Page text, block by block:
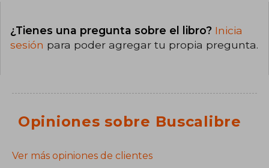
¿Tienes una pregunta sobre el libro? Inicia
sesión para poder agregar tu propia pregunta.
Opiniones sobre Buscalibre
Ver más opiniones de clientes